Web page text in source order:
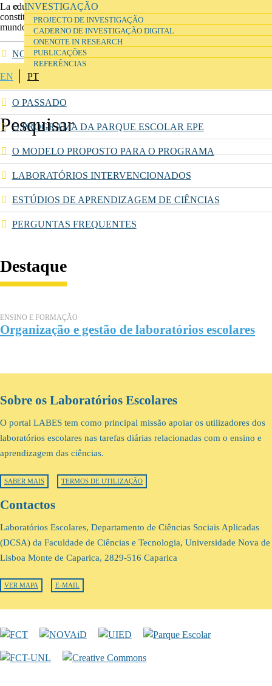
INVESTIGAÇÃO
PROJECTO DE INVESTIGAÇÃO
CADERNO DE INVESTIGAÇÃO DIGITAL
ONENOTE IN RESEARCH
PUBLICAÇÕES
REFERÊNCIAS
EN PT
La educación en la encrucijada, de Mariano Fernández Enguita,
constituye un ambicioso y documentado análisis de los retos que el
mundo...
NOTÍCIAS
APRESENTAÇÃO
O PASSADO
O PROGRAMA DA PARQUE ESCOLAR EPE
O MODELO PROPOSTO PARA O PROGRAMA
LABORATÓRIOS INTERVENCIONADOS
ESTÚDIOS DE APRENDIZAGEM DE CIÊNCIAS
PERGUNTAS FREQUENTES
Destaque
ENSINO E FORMAÇÃO
Organização e gestão de laboratórios escolares
Sobre os Laboratórios Escolares
O portal LABES tem como principal missão apoiar os utilizadores dos
laboratórios escolares nas tarefas diárias relacionadas com o ensino e
aprendizagem das ciências.
SABER MAIS TERMOS DE UTILIZAÇÃO
Contactos
Laboratórios Escolares, Departamento de Ciências Sociais Aplicadas
(DCSA) da Faculdade de Ciências e Tecnologia, Universidade Nova de
Lisboa Monte de Caparica, 2829-516 Caparica
VER MAPA E-MAIL